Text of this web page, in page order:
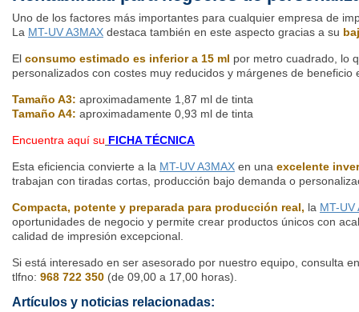
Uno de los factores más importantes para cualquier empresa de
La MT-UV A3MAX destaca también en este aspecto gracias a su
El consumo estimado es inferior a 15 ml por metro cuadrado, lo
personalizados con costes muy reducidos y márgenes de beneficio
Tamaño A3: aproximadamente 1,87 ml de tinta
Tamaño A4: aproximadamente 0,93 ml de tinta
Encuentra aquí su FICHA TÉCNICA
Esta eficiencia convierte a la MT-UV A3MAX en una excelente
trabajan con tiradas cortas, producción bajo demanda o
Compacta, potente y preparada para producción real, la MT-UV
oportunidades de negocio y permite crear productos únicos con
calidad de impresión excepcional.
Si está interesado en ser asesorado por nuestro equipo, consulta
tlfno: 968 722 350 (de 09,00 a 17,00 horas).
Artículos y noticias relacionadas: